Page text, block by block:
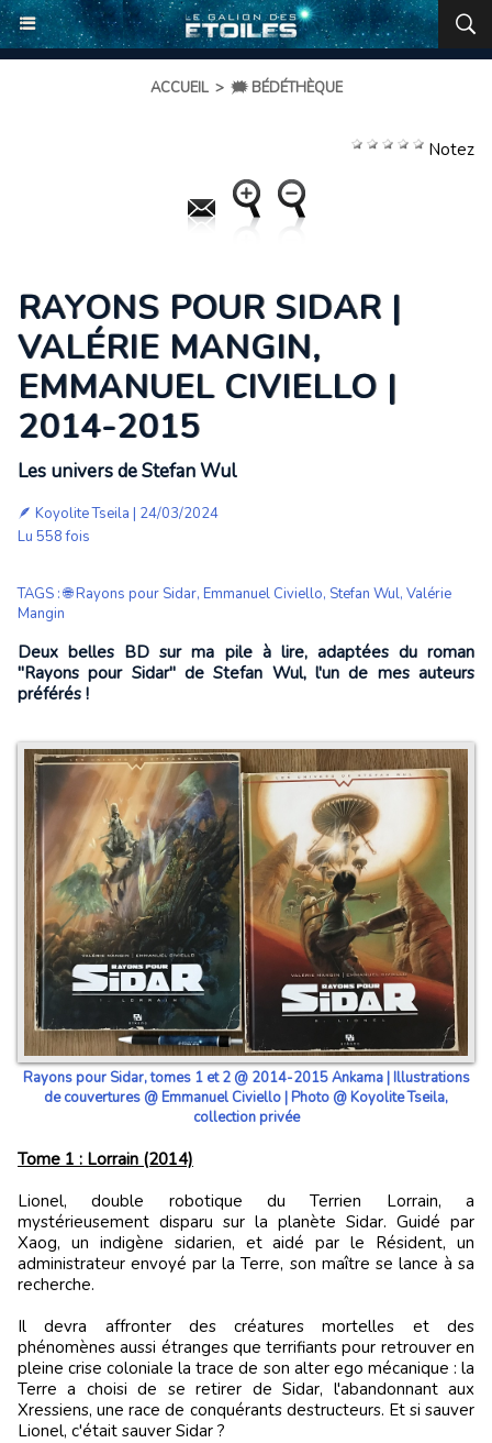
ACCUEIL > 🗯️ BÉDÉTHÈQUE
Notez
RAYONS POUR SIDAR |
VALÉRIE MANGIN,
EMMANUEL CIVIELLO |
2014-2015
Les univers de Stefan Wul
🪶 Koyolite Tseila | 24/03/2024
Lu 558 fois
TAGS :🌐 Rayons pour Sidar, Emmanuel Civiello, Stefan Wul, Valérie
Mangin
Deux belles BD sur ma pile à lire, adaptées du roman
"Rayons pour Sidar" de Stefan Wul, l'un de mes auteurs
préférés !
Rayons pour Sidar, tomes 1 et 2 @ 2014-2015 Ankama | Illustrations
de couvertures @ Emmanuel Civiello | Photo @ Koyolite Tseila,
collection privée
Tome 1 : Lorrain (2014)
Lionel, double robotique du Terrien Lorrain, a
mystérieusement disparu sur la planète Sidar. Guidé par
Xaog, un indigène sidarien, et aidé par le Résident, un
administrateur envoyé par la Terre, son maître se lance à sa
recherche.
Il devra affronter des créatures mortelles et des
phénomènes aussi étranges que terrifiants pour retrouver en
pleine crise coloniale la trace de son alter ego mécanique : la
Terre a choisi de se retirer de Sidar, l'abandonnant aux
Xressiens, une race de conquérants destructeurs. Et si sauver
Lionel, c'était sauver Sidar ?